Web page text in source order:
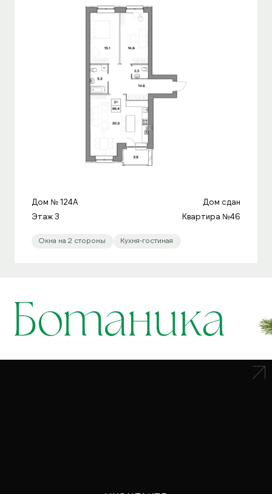
Дом № 124A
Дом сдан
Этаж 3
Квартира №46
Окна на 2 стороны Кухня-гостиная